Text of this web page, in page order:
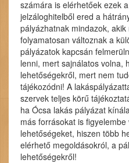
számára is elérhetőek ezek
jelzáloghitelből ered a
pályázhatnak mindazok,
folyamatosan változnak a
pályázatok kapcsán
lenni, mert sajnálatos volna,
lehetőségekről, mert nem
tájékozódni! A
szervek teljes körű
ha Ócsa lakás pályázat
más forrásokat is
lehetőségeket, hiszen több
elérhető megoldásokról, a
lehetőségekről!